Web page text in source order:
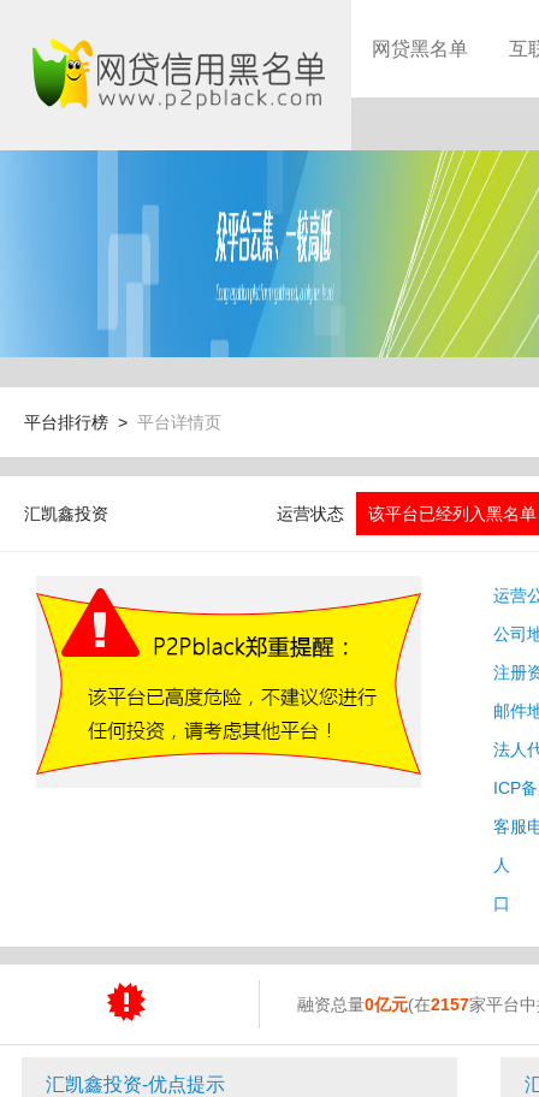
网贷黑名单 互
平台排行榜 > 平台详情页
汇凯鑫投资 运营状态 该平台已经列入黑名
运营
公司
注册
邮件
法人
ICP
客服
人
口
融资总量0亿元(在2157家平台
汇凯鑫投资-优点提示